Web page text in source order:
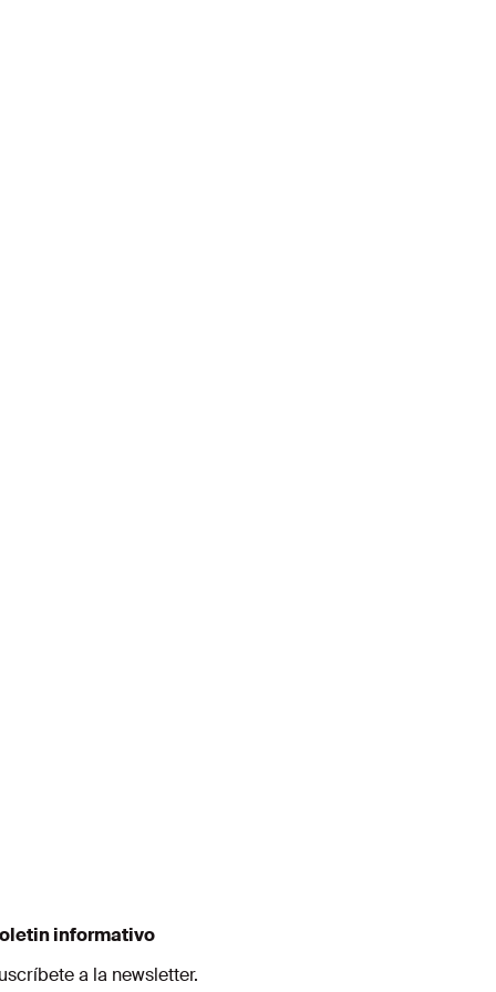
informativo
a la newsletter.